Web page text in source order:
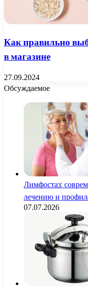
Как правильно
в магазине
27.09.2024
Обсуждаемое
Лимфостаз:
лечению и
07.07.2026